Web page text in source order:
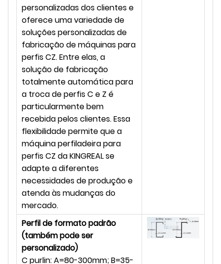
personalizadas dos clientes e
oferece uma variedade de
soluções personalizadas de
fabricação de máquinas para
perfis CZ. Entre elas, a
solução de fabricação
totalmente automática para
a troca de perfis C e Z é
particularmente bem
recebida pelos clientes. Essa
flexibilidade permite que a
máquina perfiladeira para
perfis CZ da KINGREAL se
adapte a diferentes
necessidades de produção e
atenda às mudanças do
mercado.
Perfil de formato padrão
(também pode ser
personalizado)
C purlin: A=80-300mm; B=35-